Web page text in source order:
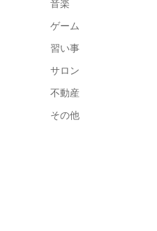
音楽
ゲーム
習い事
サロン
不動産
その他